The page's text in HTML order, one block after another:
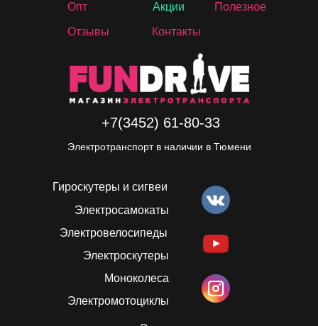
Гироскутеры и сигвеи
Электросамокаты
Электровелосипеды
Электроскутеры
Моноколеса
Электромотоциклы
Опт
Отзывы
Акции
Контакты
+7(3452) 61-80-33
Электротранспорт в наличии в Тюмени
Полезное